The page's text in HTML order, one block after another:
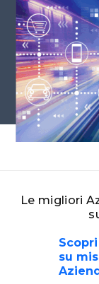
Le migliori
su